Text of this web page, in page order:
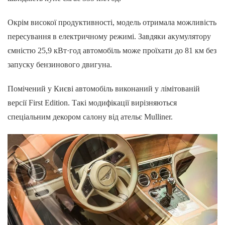
Окрім високої продуктивності, модель отримала можливість
пересування в електричному режимі. Завдяки акумулятору
ємністю 25,9 кВт·год автомобіль може проїхати до 81 км без
запуску бензинового двигуна.
Помічений у Києві автомобіль виконаний у лімітованій
версії First Edition. Такі модифікації вирізняються
спеціальним декором салону від ательє Mulliner.